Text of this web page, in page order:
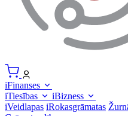
iFinanses
iTiesības
iBizness
iVeidlapas iRokasgrāmatas